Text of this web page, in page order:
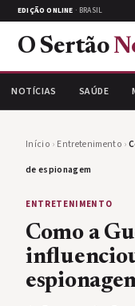
EDIÇÃO ONLINE · BRASIL
O Sertão
NOTÍCIAS SAÚDE
Início › Entretenimento ›
de espionagem
ENTRETENIMENTO
Como a